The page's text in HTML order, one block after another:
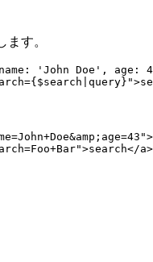
す。
'John Doe', age: